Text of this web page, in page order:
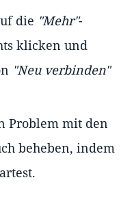
die "Mehr"-
klicken und
"Neu verbinden"
Problem mit den
beheben, indem